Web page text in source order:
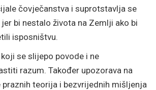
čovječanstva i suprotstavlja se
bi nestalo života na Zemlji ako bi
isposništvu.
se slijepo povode i ne
razum. Također upozorava na
teorija i bezvrijednih mišljenja